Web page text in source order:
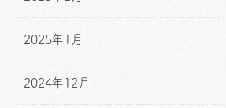
2025年1月
2024年12月